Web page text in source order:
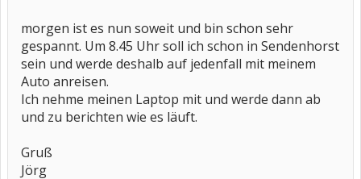
morgen ist es nun soweit und bin schon sehr
gespannt. Um 8.45 Uhr soll ich schon in Sendenhorst
sein und werde deshalb auf jedenfall mit meinem
Auto anreisen.
Ich nehme meinen Laptop mit und werde dann ab
und zu berichten wie es läuft.
Gruß
Jörg